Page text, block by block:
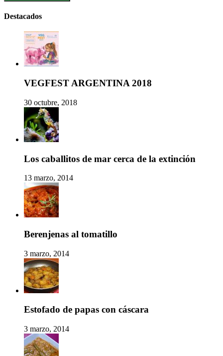
Destacados
VEGFEST ARGENTINA 2018
30 octubre, 2018
Los caballitos de mar cerca de la extinción
13 marzo, 2014
Berenjenas al tomatillo
3 marzo, 2014
Estofado de papas con cáscara
3 marzo, 2014